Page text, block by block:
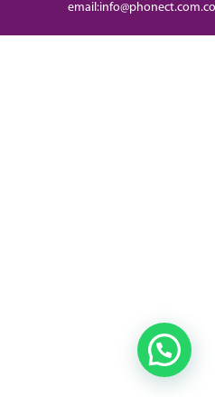
email:info@phonect.com.co